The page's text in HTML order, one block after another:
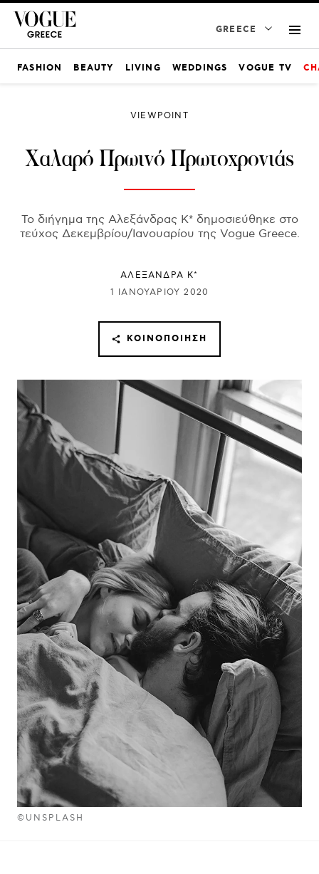
GREECE
FASHION BEAUTY LIVING WEDDINGS VOGUE TV
©UNSPLASH
VIEWPOINT
Χαλαρό Πρωινό Πρωτοχρονιάς
Το διήγημα της Αλεξάνδρας Κ* δημοσιεύθηκε στο
τεύχος Δεκεμβρίου/Ιανουαρίου της Vogue Greece.
ΑΛΕΞΑΝΔΡΑ Κ*
1 ΙΑΝΟΥΑΡΊΟΥ 2020
ΚΟΙΝΟΠΟΊΗΣΗ